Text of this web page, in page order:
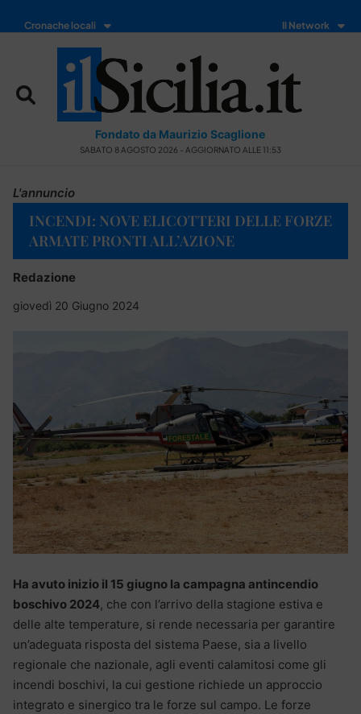
Cronache locali Il Network
Fondato da Maurizio Scaglione
SABATO 8 AGOSTO 2026 - AGGIORNATO ALLE 11:53
L'annuncio
INCENDI: NOVE ELICOTTERI DELLE FORZE
ARMATE PRONTI ALL’AZIONE
Redazione
giovedì 20 Giugno 2024
Ha avuto inizio il 15 giugno la campagna antincendio
boschivo 2024, che con l’arrivo della stagione estiva e
delle alte temperature, si rende necessaria per garantire
un’adeguata risposta del sistema Paese, sia a livello
regionale che nazionale, agli eventi calamitosi come gli
incendi boschivi, la cui gestione richiede un approccio
integrato e sinergico tra le forze sul campo. Le forze